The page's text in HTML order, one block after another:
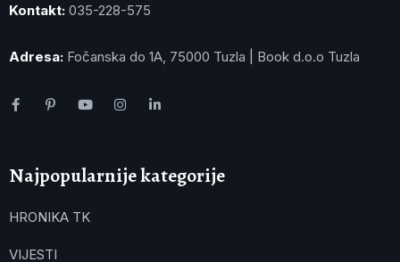
Kontakt: 035-228-575
Adresa: Fočanska do 1A, 75000 Tuzla | Book d.o.o Tuzla
Najpopularnije kategorije
HRONIKA TK
VIJESTI